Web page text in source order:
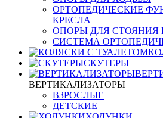
ОРТОПЕДИЧЕСКИЕ
КРЕСЛА
ОПОРЫ ДЛЯ СТОЯНИЯ
СИСТЕМА
СКУТЕРЫ
ВЕРТИКАЛИЗАТОРЫ
ВЗРОСЛЫЕ
ДЕТСКИЕ